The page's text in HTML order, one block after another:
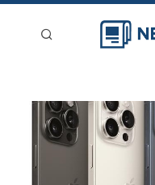
新聞稿分類
登入